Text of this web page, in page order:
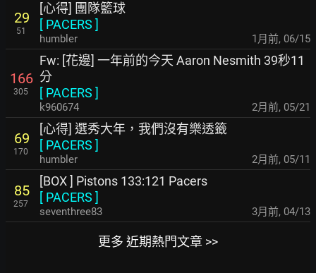
29
51
[心得] 團隊籃球
[ PACERS ]
humbler 1月前, 06/15
166
305
Fw: [花邊] 一年前的今天 Aaron Nesmith 39秒11
分
[ PACERS ]
k960674 2月前, 05/21
69
170
[心得] 選秀大年，我們沒有樂透籤
[ PACERS ]
humbler 2月前, 05/11
85
257
[BOX ] Pistons 133:121 Pacers
[ PACERS ]
seventhree83 3月前, 04/13
更多 近期熱門文章 >>